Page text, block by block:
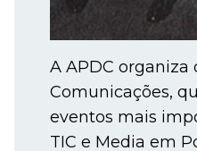
A APDC organiza
Comunicações,
eventos mais
TIC e Media em